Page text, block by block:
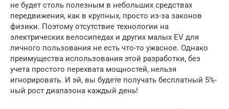
не будет столь полезным в небольших средствах
передвижения, как в крупных, просто из-за законов
физики. Поэтому отсутствие технологии на
электрических велосипедах и других малых EV для
личного пользования не есть что-то ужасное. Однако
преимущества использования этой разработки, без
учета простого перехвата мощностей, нельзя
игнорировать. И эй, вы будете получать бесплатный 5%-
ный рост диапазона каждый день!